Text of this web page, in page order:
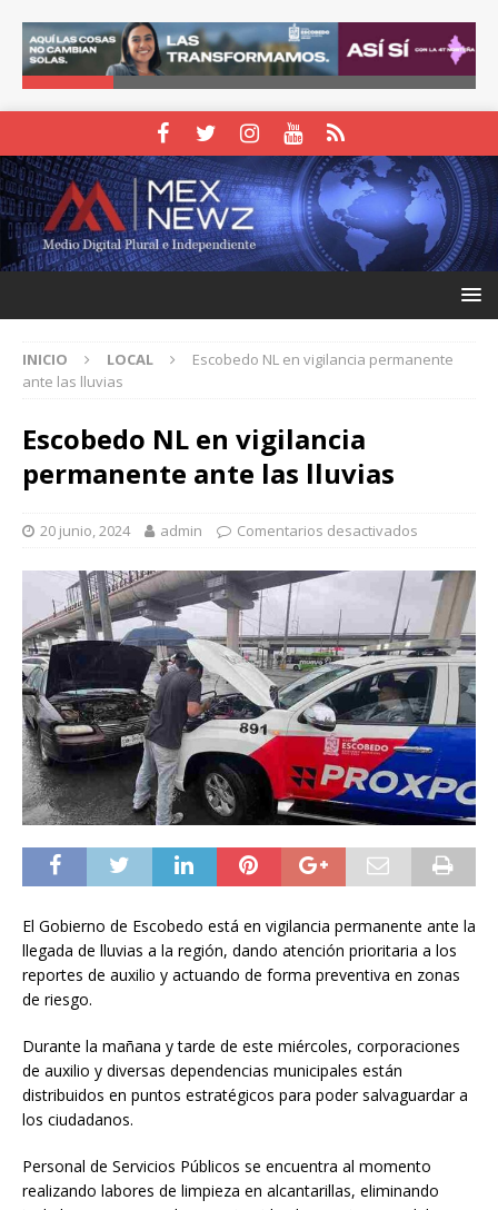
INICIO LOCAL
Escobedo NL en vigilancia permanente
ante las lluvias
Escobedo NL en vigilancia
permanente ante las lluvias
20 junio, 2024 admin Comentarios desactivados
El Gobierno de Escobedo está en vigilancia permanente ante la
llegada de lluvias a la región, dando atención prioritaria a los
reportes de auxilio y actuando de forma preventiva en zonas
de riesgo.
Durante la mañana y tarde de este miércoles, corporaciones
de auxilio y diversas dependencias municipales están
distribuidos en puntos estratégicos para poder salvaguardar a
los ciudadanos.
Personal de Servicios Públicos se encuentra al momento
realizando labores de limpieza en alcantarillas, eliminando